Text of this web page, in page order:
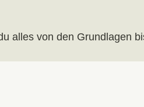
alles von den Grundlagen